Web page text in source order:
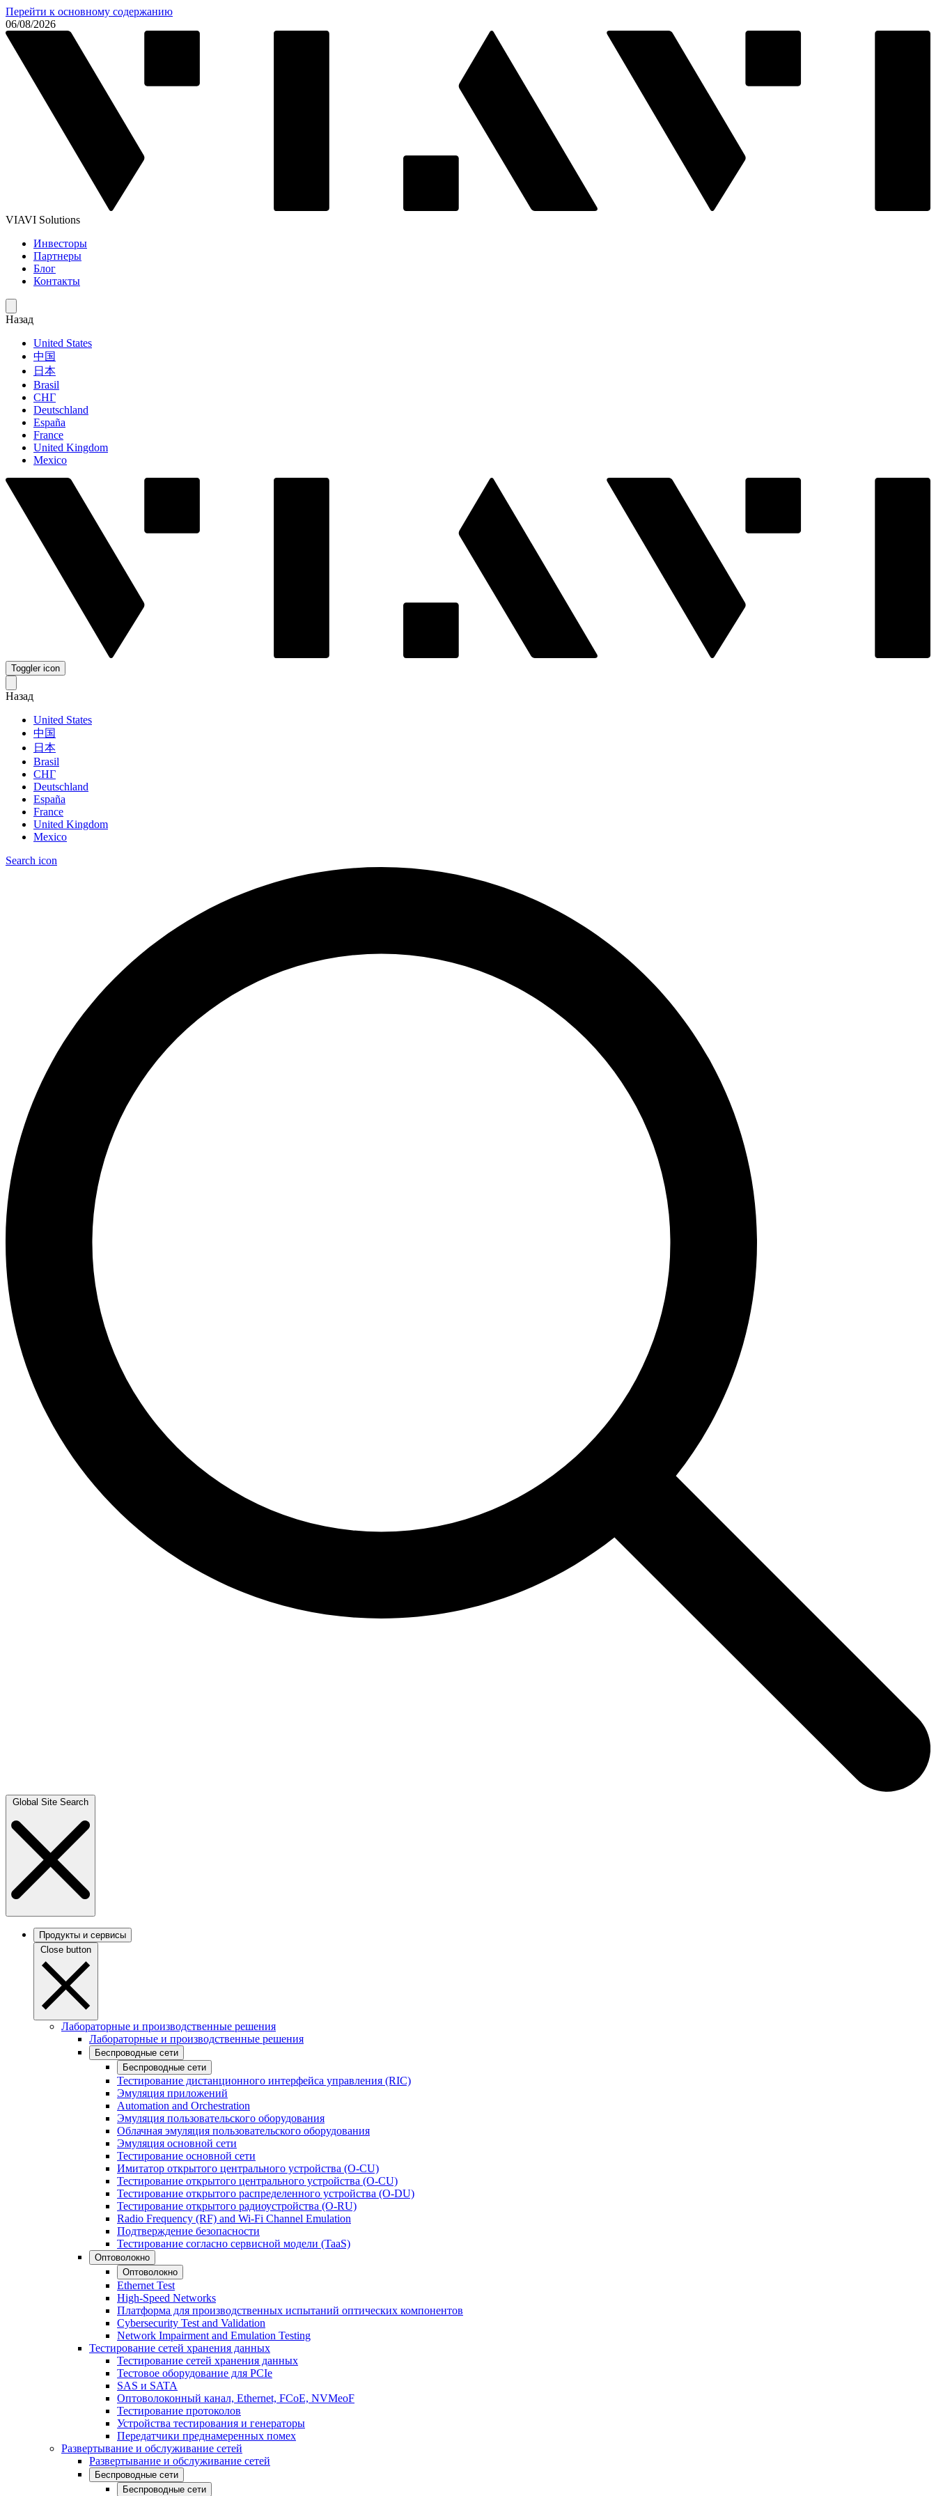
Перейти к основному содержанию
06/08/2026
VIAVI Solutions
Инвесторы
Партнеры
Блог
Контакты
Назад
United States
中国
日本
Brasil
СНГ
Deutschland
España
France
United Kingdom
Mexico
Toggler icon
Назад
United States
中国
日本
Brasil
СНГ
Deutschland
España
France
United Kingdom
Mexico
Search icon
Global Site Search
Продукты и сервисы
Close button
Лабораторные и производственные решения
Лабораторные и производственные решения
Беспроводные сети
Беспроводные сети
Тестирование дистанционного интерфейса управления (RIC)
Эмуляция приложений
Automation and Orchestration
Эмуляция пользовательского оборудования
Облачная эмуляция пользовательского оборудования
Эмуляция основной сети
Тестирование основной сети
Имитатор открытого центрального устройства (O-CU)
Тестирование открытого центрального устройства (O-CU)
Тестирование открытого распределенного устройства (O-DU)
Тестирование открытого радиоустройства (O-RU)
Radio Frequency (RF) and Wi-Fi Channel Emulation
Подтверждение безопасности
Тестирование согласно сервисной модели (TaaS)
Оптоволокно
Оптоволокно
Ethernet Test
High-Speed Networks
Платформа для производственных испытаний оптических компонентов
Cybersecurity Test and Validation
Network Impairment and Emulation Testing
Тестирование сетей хранения данных
Тестирование сетей хранения данных
Тестовое оборудование для PCIe
SAS и SATA
Оптоволоконный канал, Ethernet, FCoE, NVMeoF
Тестирование протоколов
Устройства тестирования и генераторы
Передатчики преднамеренных помех
Развертывание и обслуживание сетей
Развертывание и обслуживание сетей
Беспроводные сети
Беспроводные сети